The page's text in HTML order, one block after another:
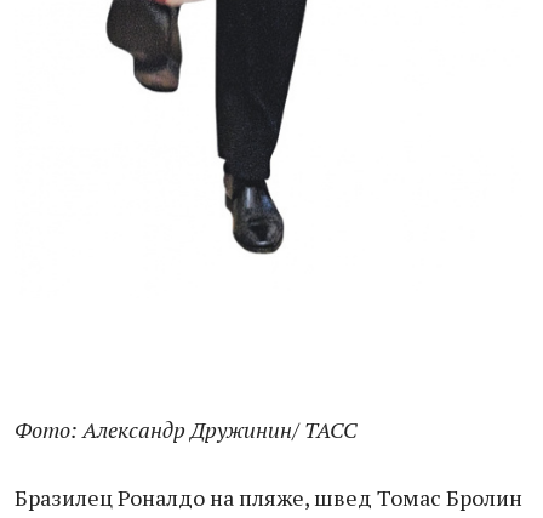
Фото: Александр Дружинин/ ТАСС
Бразилец Роналдо на пляже, швед Томас Бролин